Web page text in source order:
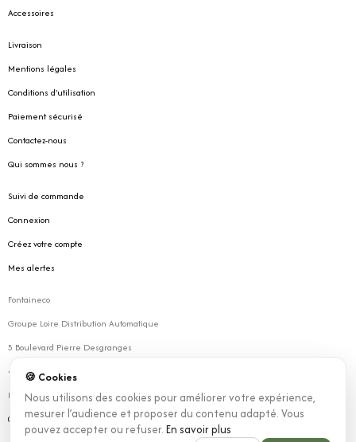
🍪 Cookies
Nous utilisons des cookies pour améliorer votre expérience,
mesurer l’audience et proposer du contenu adapté. Vous
pouvez accepter ou refuser. En savoir plus
Accessoires
Livraison
Mentions légales
Conditions d'utilisation
Paiement sécurisé
Contactez-nous
Qui sommes nous ?
Suivi de commande
Connexion
Créez votre compte
Mes alertes
Fontaineco
Groupe Loire Distribution Automatique
5 Boulevard Pierre Desgranges
42160 Andrézieux
France
04 77 02 06 70